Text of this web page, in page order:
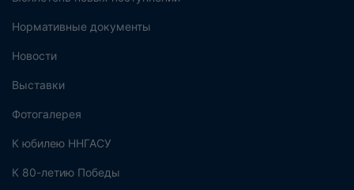
Нормативные документы
Новости
Выставки
Фотогалерея
К юбилею ННГАСУ
К 80-летию Победы